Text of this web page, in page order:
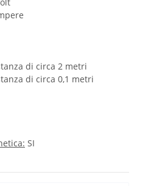
di circa 2 metri
di circa 0,1 metri
SI